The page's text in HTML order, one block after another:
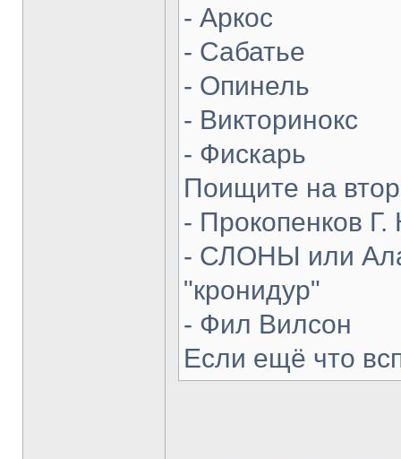
- Аркос
- Сабатье
- Опинель
- Викторинокс
- Фискарь
Поищите на
- Прокопенков Г.
- СЛОНЫ или
"кронидур"
- Фил Вилсон
Если ещё что